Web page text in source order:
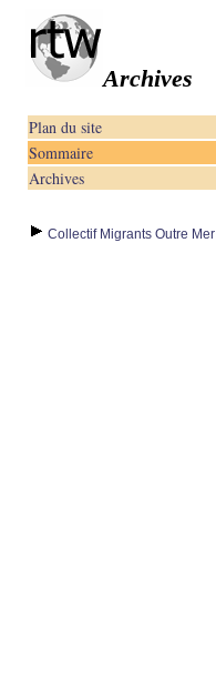
Archives
Plan du site
Sommaire
Archives
Collectif Migrants Outre Mer